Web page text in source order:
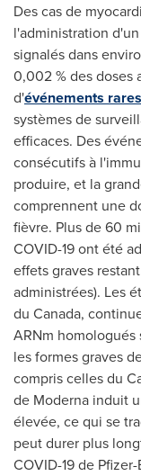
Des cas de
l'administration
signalés dans
0,002 % des doses
d'événements rares
systèmes de
efficaces. Des
consécutifs à
produire, et la
comprennent une
fièvre. Plus de 60
COVID-19 ont été
effets graves
administrées). Les
du Canada,
ARNm
les formes graves
compris celles du
de Moderna induit
élevée, ce qui se
peut durer plus
COVID-19 de